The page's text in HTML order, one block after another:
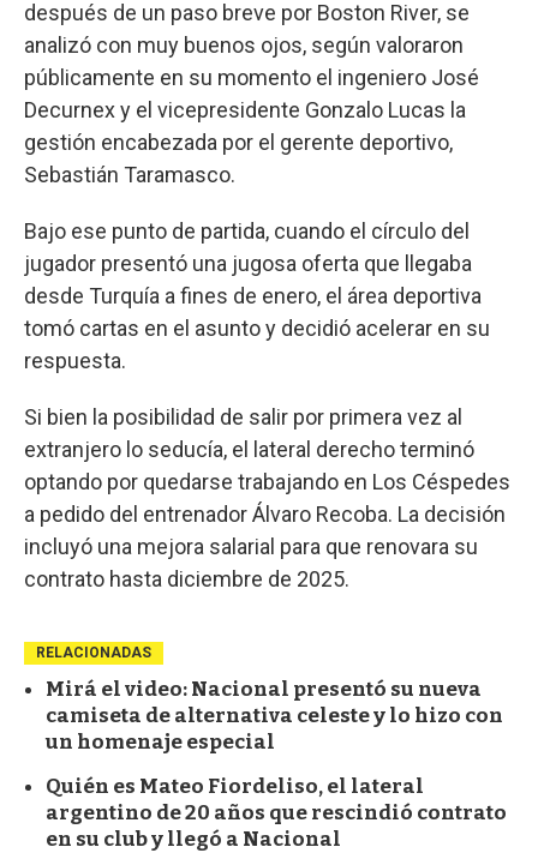
después de un paso breve por Boston River, se
analizó con muy buenos ojos, según valoraron
públicamente en su momento el ingeniero José
Decurnex y el vicepresidente Gonzalo Lucas la
gestión encabezada por el gerente deportivo,
Sebastián Taramasco.
Bajo ese punto de partida, cuando el círculo del
jugador presentó una jugosa oferta que llegaba
desde Turquía a fines de enero, el área deportiva
tomó cartas en el asunto y decidió acelerar en su
respuesta.
Si bien la posibilidad de salir por primera vez al
extranjero lo seducía, el lateral derecho terminó
optando por quedarse trabajando en Los Céspedes
a pedido del entrenador Álvaro Recoba. La decisión
incluyó una mejora salarial para que renovara su
contrato hasta diciembre de 2025.
RELACIONADAS
Mirá el video: Nacional presentó su nueva
camiseta de alternativa celeste y lo hizo con
un homenaje especial
Quién es Mateo Fiordeliso, el lateral
argentino de 20 años que rescindió contrato
en su club y llegó a Nacional